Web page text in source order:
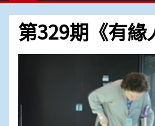
第329期《有緣